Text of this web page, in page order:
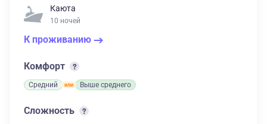
Каюта
10 ночей
К проживанию
Комфорт
Средний Выше среднего
Сложность